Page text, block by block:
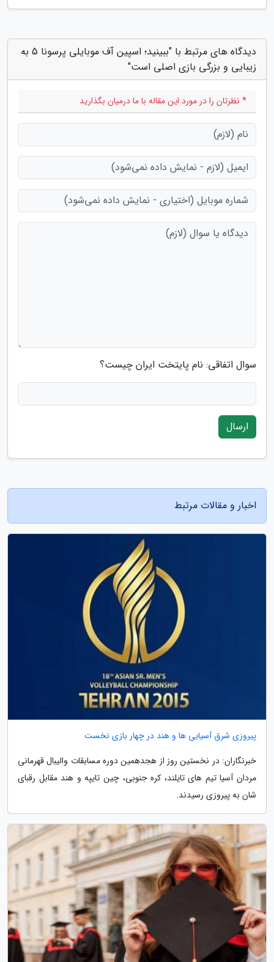
دیدگاه های مرتبط با "ببینید؛ اسپین آف موبایلی پرسونا 5 به
زیبایی و بزرگی بازی اصلی است"
* نظرتان را در مورد این مقاله با ما درمیان بگذارید
سوال اتفاقی: نام پایتخت ایران چیست؟
ارسال
اخبار و مقالات مرتبط
پیروزی شرق آسیایی ها و هند در چهار بازی نخست
خبرنگاران: در نخستین روز از هجدهمین دوره مسابقات والیبال قهرمانی
مردان آسیا تیم های تایلند، کره جنوبی، چین تایپه و هند مقابل رقبای
شان به پیروزی رسیدند.